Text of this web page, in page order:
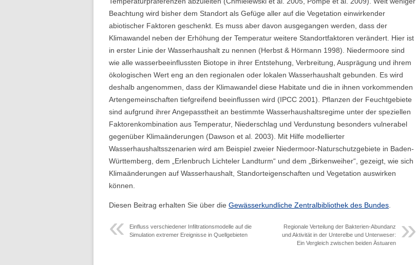
Folge 8 – Oeschger-Zentrum für
Klimaforschung
Folge 7 – Ökohydrologie
Folge 5 – Feuchtgebiete & Moore
Folge 4 – Fernerkundung &
Hydrologie
Folge 2 – Weltdatenzentrum Abfluss
Folge 1 – Niederschlagsdynamik
Beachtung wird bisher dem Standort als Gefüge aller auf die Vegetation einwirkender
abiotischer Faktoren geschenkt. Es muss aber davon ausgegangen werden, dass der
Klimawandel neben der Erhöhung der Temperatur weitere Standortfaktoren verändert. Hier ist
in erster Linie der Wasserhaushalt zu nennen (Herbst & Hörmann 1998). Niedermoore sind
wie alle wasserbeeinflussten Biotope in ihrer Entstehung, Verbreitung, Ausprägung und ihrem
ökologischen Wert eng an den regionalen oder lokalen Wasserhaushalt gebunden. Es wird
deshalb angenommen, dass der Klimawandel diese Habitate und die in ihnen vorkommenden
Artengemeinschaften tiefgreifend beeinflussen wird (IPCC 2001). Pflanzen der Feuchtgebiete
sind aufgrund ihrer Angepasstheit an bestimmte Wasserhaushaltsregime unter der speziellen
Faktorenkombination aus Temperatur, Niederschlag und Verdunstung besonders vulnerabel
gegenüber Klimaänderungen (Dawson et al. 2003). Mit Hilfe modellierter
Wasserhaushaltsszenarien wird am Beispiel zweier Niedermoor-Naturschutzgebiete in Baden-
Württemberg, dem „Erlenbruch Lichteler Landturm“ und dem „Birkenweiher“, gezeigt, wie sich
Klimaänderungen auf Wasserhaushalt, Standorteigenschaften und Vegetation auswirken
können.
Diesen Beitrag erhalten Sie über die Gewässerkundliche Zentralbibliothek des Bundes
Einfluss verschiedener Infiltrationsmodelle auf die
Simulation extremer Ereignisse in Quellgebieten
Regionale Verteilung der Bakterien-Abundanz
und Aktivität in der Unterelbe und Unterweser:
Ein Vergleich zwischen beiden Ästuaren